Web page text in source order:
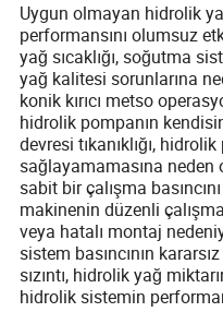
Uygun olmayan hidrolik
performansını olumsuz
yağ sıcaklığı, soğutma
yağ kalitesi sorunlarına
konik kırıcı metso
hidrolik pompanın
devresi tıkanıklığı,
sağlayamamasına
sabit bir çalışma
makinenin düzenli
veya hatalı montaj
sistem basıncının
sızıntı, hidrolik yağ
hidrolik sistemin